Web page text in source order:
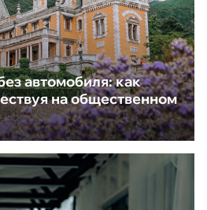
автомобиля: как
на общественном